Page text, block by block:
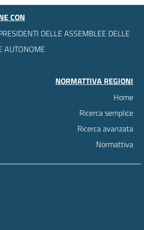
CON
DELLE ASSEMBLEE DELLE
AUTONOME
NORMATTIVA REGIONI
Home
Ricerca semplice
Ricerca avanzata
Normattiva